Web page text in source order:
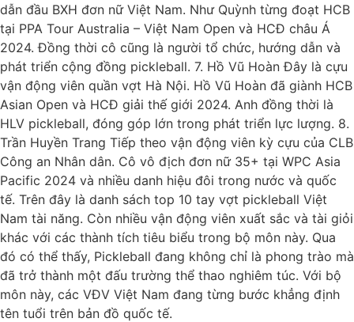
dẫn đầu BXH đơn nữ Việt Nam. Như Quỳnh từng đoạt HCB
tại PPA Tour Australia – Việt Nam Open và HCĐ châu Á
2024. Đồng thời cô cũng là người tổ chức, hướng dẫn và
phát triển cộng đồng pickleball. 7. Hồ Vũ Hoàn Đây là cựu
vận động viên quần vợt Hà Nội. Hồ Vũ Hoàn đã giành HCB
Asian Open và HCĐ giải thế giới 2024. Anh đồng thời là
HLV pickleball, đóng góp lớn trong phát triển lực lượng. 8.
Trần Huyền Trang Tiếp theo vận động viên kỳ cựu của CLB
Công an Nhân dân. Cô vô địch đơn nữ 35+ tại WPC Asia
Pacific 2024 và nhiều danh hiệu đôi trong nước và quốc
tế. Trên đây là danh sách top 10 tay vợt pickleball Việt
Nam tài năng. Còn nhiều vận động viên xuất sắc và tài giỏi
khác với các thành tích tiêu biểu trong bộ môn này. Qua
đó có thể thấy, Pickleball đang không chỉ là phong trào mà
đã trở thành một đấu trường thể thao nghiêm túc. Với bộ
môn này, các VĐV Việt Nam đang từng bước khẳng định
tên tuổi trên bản đồ quốc tế.